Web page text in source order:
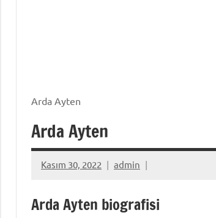
Arda Ayten
Arda Ayten
Kasım 30, 2022 admin
Arda Ayten biografisi